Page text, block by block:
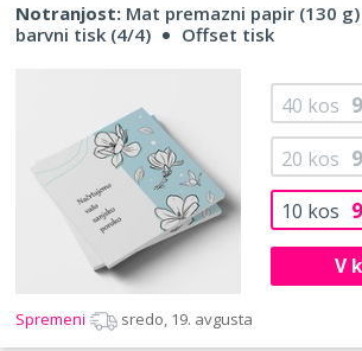
Notranjost: Mat premazni papir (130 g)
barvni tisk (4/4)
Offset tisk
10 kos
20 kos
40 kos
V
Spremeni sredo, 19. avgusta